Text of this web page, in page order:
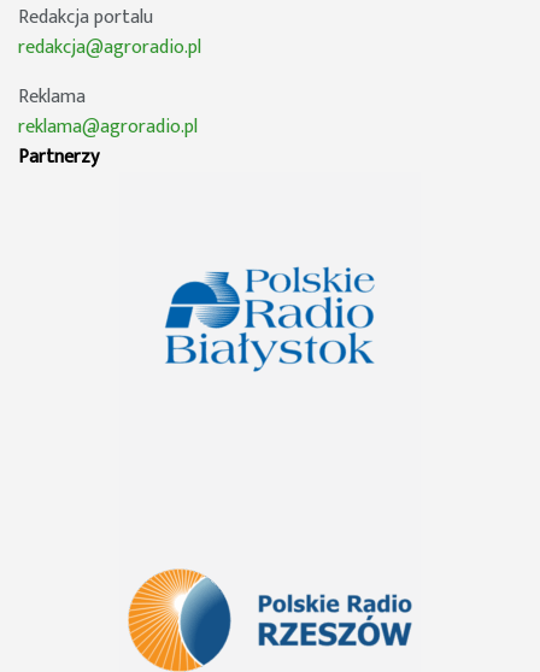
Redakcja portalu
redakcja@agroradio.pl
Reklama
reklama@agroradio.pl
Partnerzy